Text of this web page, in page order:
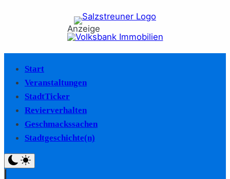
Anzeige
Start
Veranstaltungen
StadtTicker
Revierverhalten
Geschmackssachen
Stadtgeschichte(n)